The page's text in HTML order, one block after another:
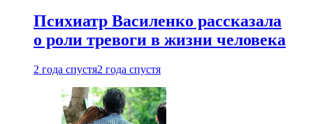
Психиатр Василенко рассказала
о роли тревоги в жизни человека
2 года спустя2 года спустя